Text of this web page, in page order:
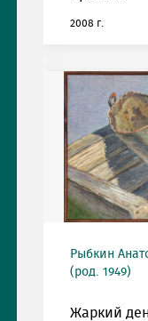
2008 г.
Рыбкин
(род. 1949)
Жаркий